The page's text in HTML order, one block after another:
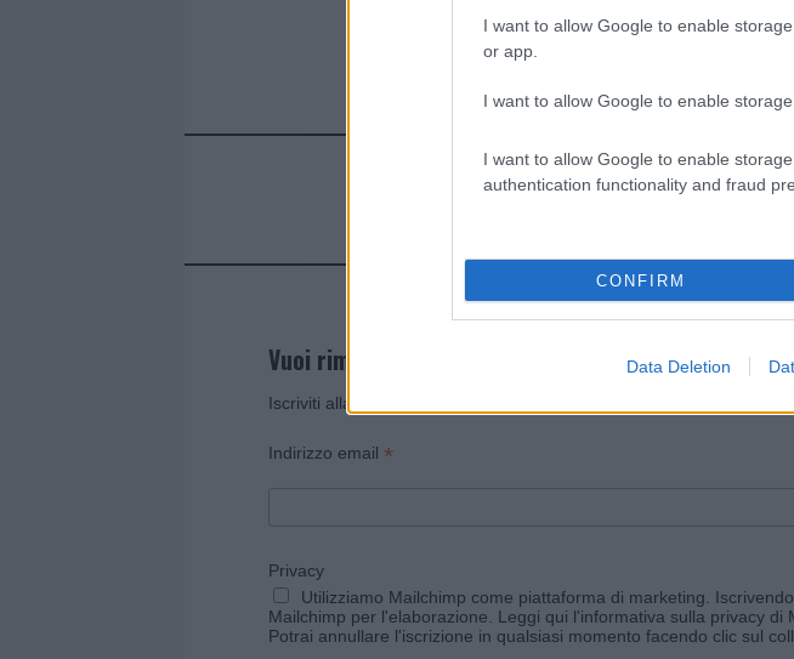
I want to allow Google to enable
or app.
I want to allow Google to enable
I want to allow Google to enable
authentication functionality and fraud
CONFIRM
Data Deletion
Invia un Comunicato
Vuoi rimanere sempre aggiornato?
Iscriviti alla newsletter di Gallura Oggi e ricevi le nostre email
Indirizzo email *
Privacy
Utilizziamo Mailchimp come piattaforma di marketing.
Mailchimp per l'elaborazione. Leggi qui l'informativa sulla privacy di
Potrai annullare l'iscrizione in qualsiasi momento facendo clic sul